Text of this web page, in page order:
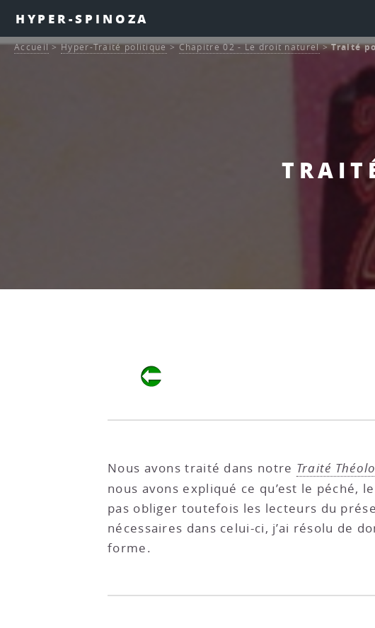
HYPER-SPINOZA
Accueil>Hyper-Traité politique>Chapitre 02 - Le droit naturel>Traité
Nous avons traité dans notre Traité
nous avons expliqué ce qu’est le péché,
pas obliger toutefois les lecteurs du
nécessaires dans celui-ci, j’ai résolu de
forme.